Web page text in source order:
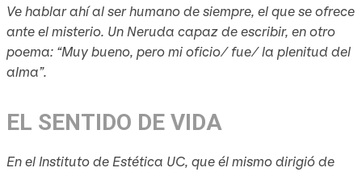
Ve hablar ahí al ser humano de siempre, el que se ofrece
ante el misterio. Un Neruda capaz de escribir, en otro
poema: “Muy bueno, pero mi oficio/ fue/ la plenitud del
alma”.
EL SENTIDO DE VIDA
En el Instituto de Estética UC, que él mismo dirigió de